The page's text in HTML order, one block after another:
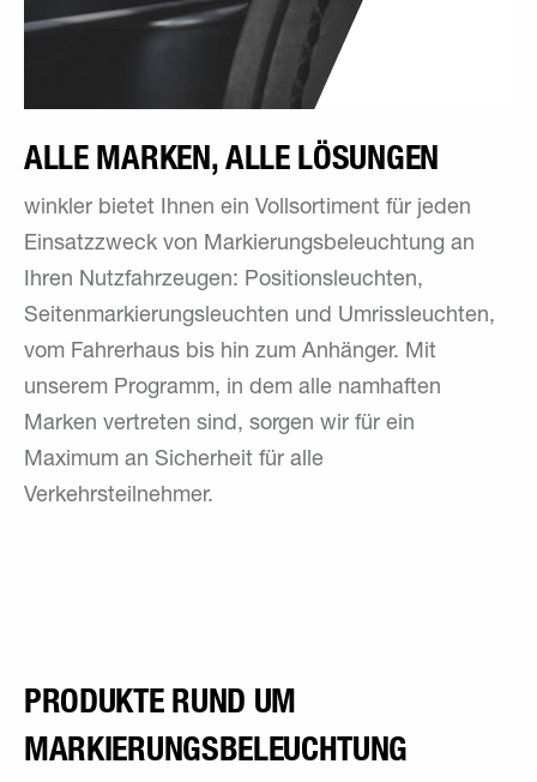
ALLE MARKEN, ALLE LÖSUNGEN
winkler bietet Ihnen ein Vollsortiment für jeden
Einsatzzweck von Markierungsbeleuchtung an
Ihren Nutzfahrzeugen: Positionsleuchten,
Seitenmarkierungsleuchten und Umrissleuchten,
vom Fahrerhaus bis hin zum Anhänger. Mit
unserem Programm, in dem alle namhaften
Marken vertreten sind, sorgen wir für ein
Maximum an Sicherheit für alle
Verkehrsteilnehmer.
PRODUKTE RUND UM
MARKIERUNGSBELEUCHTUNG